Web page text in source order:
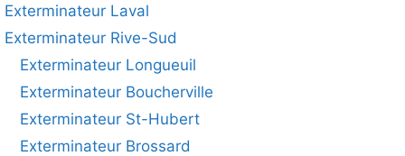
Exterminateur Laval
Exterminateur Rive-Sud
Exterminateur Longueuil
Exterminateur Boucherville
Exterminateur St-Hubert
Exterminateur Brossard